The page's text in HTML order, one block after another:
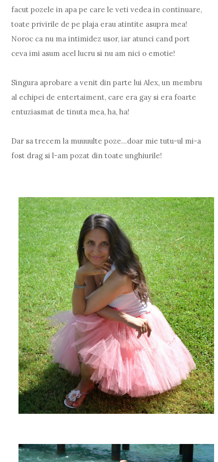
facut pozele in apa pe care le veti vedea in continuare,
toate privirile de pe plaja erau atintite asupra mea!
Noroc ca nu ma intimidez usor, iar atunci cand port
ceva imi asum acel lucru si nu am nici o emotie!
Singura aprobare a venit din parte lui Alex, un membru
al echipei de entertaiment, care era gay si era foarte
entuziasmat de tinuta mea, ha, ha!
Dar sa trecem la muuuulte poze...doar mie tutu-ul mi-a
fost drag si l-am pozat din toate unghiurile!